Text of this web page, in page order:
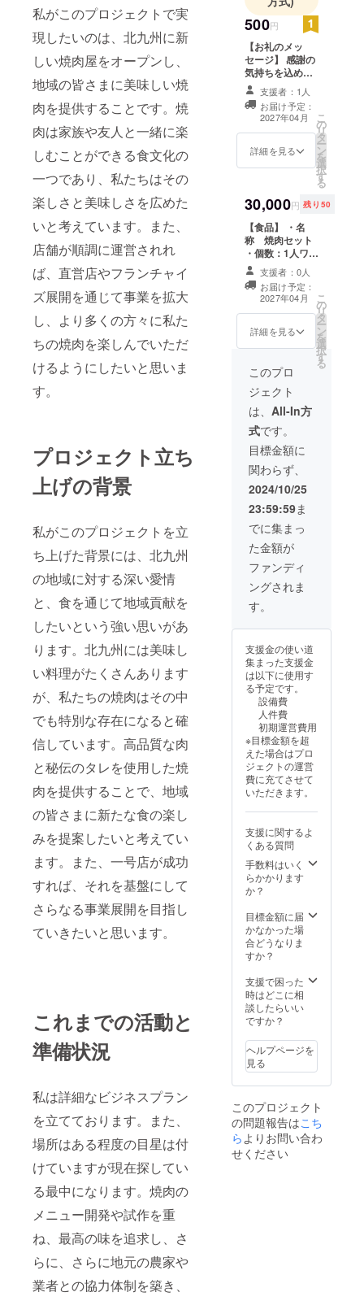
私がこのプロジェクトで実
現したいのは、北九州に新
しい焼肉屋をオープンし、
地域の皆さまに美味しい焼
肉を提供することです。焼
肉は家族や友人と一緒に楽
しむことができる食文化の
一つであり、私たちはその
楽しさと美味しさを広めた
いと考えています。また、
店舗が順調に運営されれ
ば、直営店やフランチャイ
ズ展開を通じて事業を拡大
し、より多くの方々に私た
ちの焼肉を楽しんでいただ
けるようにしたいと思いま
す。
プロジェクト立ち
上げの背景
私がこのプロジェクトを立
ち上げた背景には、北九州
の地域に対する深い愛情
と、食を通じて地域貢献を
したいという強い思いがあ
ります。北九州には美味し
い料理がたくさんあります
が、私たちの焼肉はその中
でも特別な存在になると確
信しています。高品質な肉
と秘伝のタレを使用した焼
肉を提供することで、地域
の皆さまに新たな食の楽し
みを提案したいと考えてい
ます。また、一号店が成功
すれば、それを基盤にして
さらなる事業展開を目指し
ていきたいと思います。
これまでの活動と
準備状況
私は詳細なビジネスプラン
を立てております。また、
場所はある程度の目星は付
けていますが現在探してい
る最中になります。焼肉の
メニュー開発や試作を重
ね、最高の味を追求し、さ
らに、さらに地元の農家や
業者との協力体制を築き、
500円
【お礼のメッ
セージ】 感謝の
気持ちを込め
て、お礼のメッ
セージをお送り
します。 人数が
多い場合は個数
制限をかけるの
でのこりはお礼
支援者：1人
お届け予定：
2027年04月
詳細を見る
こ
の
リ
タ
ー
ン
を
選
択
す
る
30,000円 残り50
【食品】 ・名
称 焼肉セット
・個数：1人ワン
セット ・重量：
3〜4人分役1キ
ロ ・保存方法:
冷凍 限定数50個
提供期間は余裕
をもって設定さ
了後準備ができ
次第順次発送と
なります。
支援者：0人
お届け予定：
2027年04月
詳細を見る
こ
の
リ
タ
ー
ン
を
選
択
す
る
このプロ
ジェクト
は、 All-In方
式です。
目標金額に
関わらず、
2024/10/25
23:59:59ま
でに集まっ
た金額が
ファンディ
ングされま
す。
支援金の使い道
集まった支援金
は以下に使用す
る予定です。
設備費
人件費
初期運営費用
※目標金額を超
えた場合はプロ
ジェクトの運営
費に充てさせて
いただきます。
支援に関するよ
くある質問
手数料はいく
らかかります
か？
目標金額に届
かなかった場
合どうなりま
すか？
支援で困った
時はどこに相
談したらいい
ですか？
ヘルプページを
見る
このプロジェクト
の問題報告はこち
らよりお問い合わ
せください